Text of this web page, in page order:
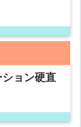
ョン硬直